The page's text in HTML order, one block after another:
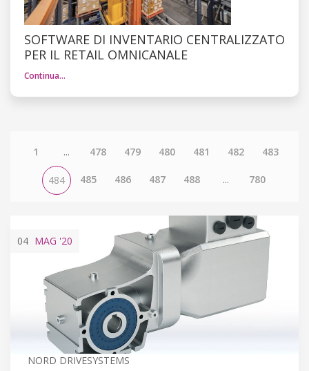
SOFTWARE DI INVENTARIO CENTRALIZZATO
PER IL RETAIL OMNICANALE
Continua…
1 ... 478 479 480 481 482 483
484 485 486 487 488 ... 780
04 MAG '20
NORD DRIVESYSTEMS